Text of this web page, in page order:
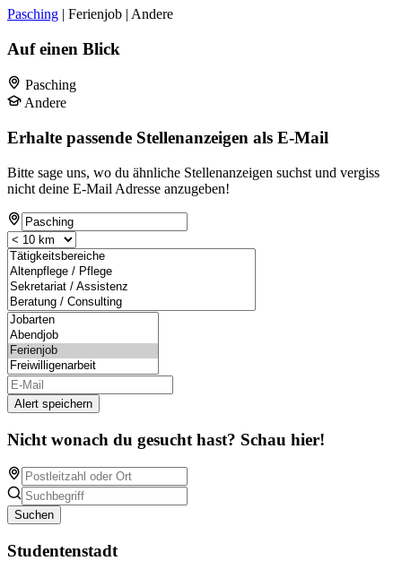
Pasching | Ferienjob | Andere
Auf einen Blick
Pasching
Andere
Erhalte passende Stellenanzeigen als E-Mail
Bitte sage uns, wo du ähnliche Stellenanzeigen suchst und vergiss
nicht deine E-Mail Adresse anzugeben!
Alert speichern
Nicht wonach du gesucht hast? Schau hier!
Suchen
Studentenstadt